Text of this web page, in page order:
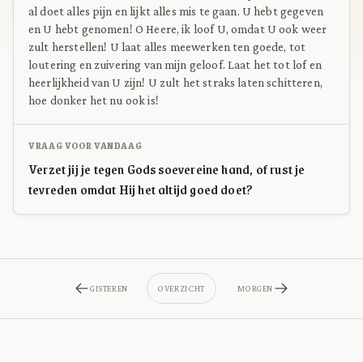
al doet alles pijn en lijkt alles mis te gaan. U hebt gegeven
en U hebt genomen! O Heere, ik loof U, omdat U ook weer
zult herstellen! U laat alles meewerken ten goede, tot
loutering en zuivering van mijn geloof. Laat het tot lof en
heerlijkheid van U zijn! U zult het straks laten schitteren,
hoe donker het nu ook is!
VRAAG VOOR VANDAAG
Verzet jij je tegen Gods soevereine hand, of rust je
tevreden omdat Hij het altijd goed doet?
GISTEREN OVERZICHT MORGEN